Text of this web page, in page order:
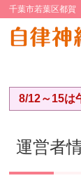
千葉市若葉区都賀
8/12～15は
運営者